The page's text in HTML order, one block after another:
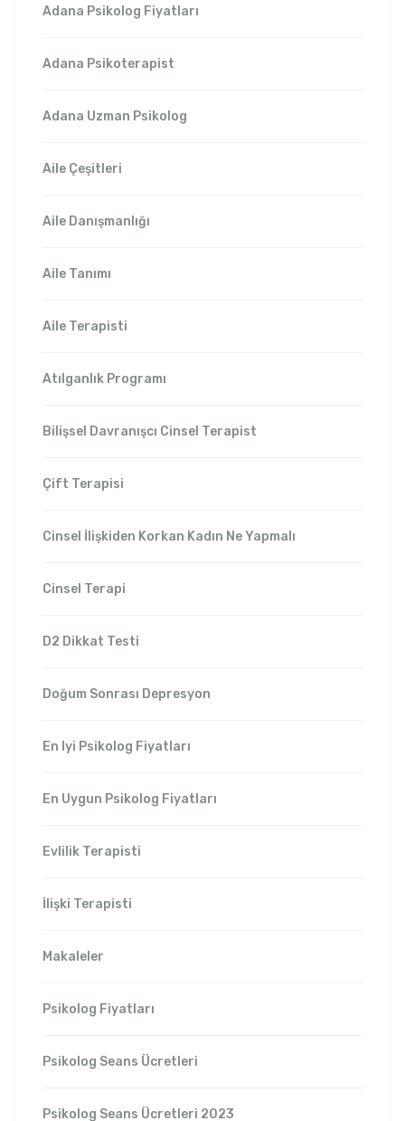
Adana Psikolog Fiyatları
Adana Psikoterapist
Adana Uzman Psikolog
Aile Çeşitleri
Aile Danışmanlığı
Aile Tanımı
Aile Terapisti
Atılganlık Programı
Bilişsel Davranışcı Cinsel Terapist
Çift Terapisi
Cinsel İlişkiden Korkan Kadın Ne Yapmalı
Cinsel Terapi
D2 Dikkat Testi
Doğum Sonrası Depresyon
En Iyi Psikolog Fiyatları
En Uygun Psikolog Fiyatları
Evlilik Terapisti
İlişki Terapisti
Makaleler
Psikolog Fiyatları
Psikolog Seans Ücretleri
Psikolog Seans Ücretleri 2023